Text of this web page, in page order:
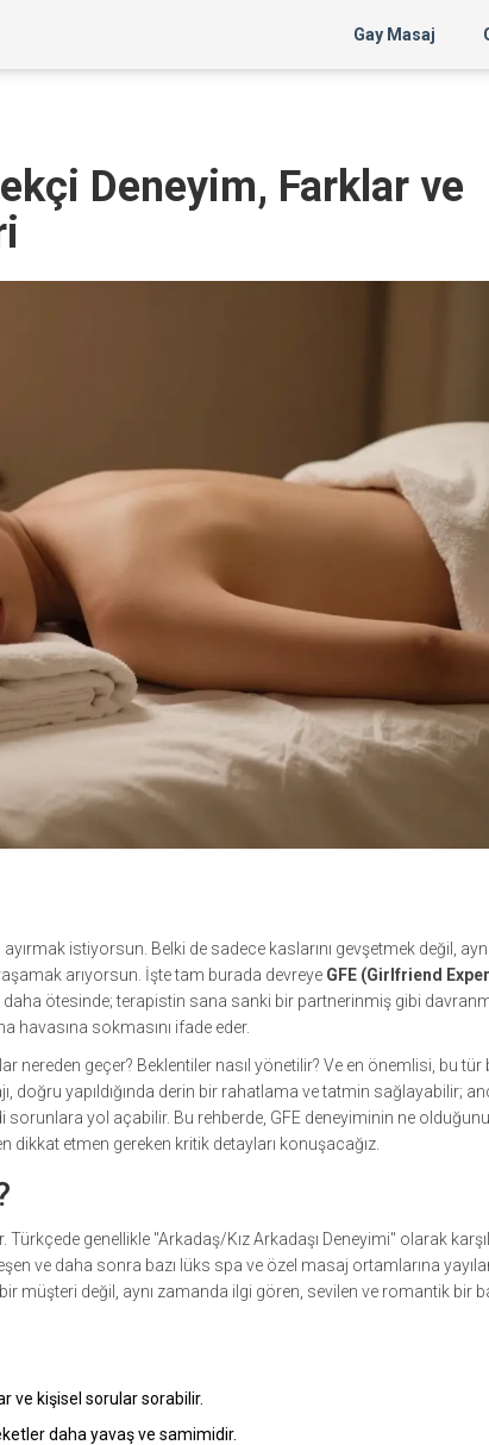
Gay Masaj
Deneyim, Farklar ve
istiyorsun. Belki de sadece kaslarını gevşetmek değil,
arıyorsun. İşte tam burada devreye GFE (Girlfriend
ötesinde; terapistin sana sanki bir partnerinmiş gibi
havasına sokmasını ifade eder.
nereden geçer? Beklentiler nasıl yönetilir? Ve en önemlisi, bu tür
doğru yapıldığında derin bir rahatlama ve tatmin sağlayabilir;
sorunlara yol açabilir. Bu rehberde, GFE deneyiminin ne olduğunu,
dikkat etmen gereken kritik detayları konuşacağız.
genellikle "Arkadaş/Kız Arkadaşı Deneyimi" olarak
ve daha sonra bazı lüks spa ve özel masaj ortamlarına
müşteri değil, aynı zamanda ilgi gören, sevilen ve romantik bir
ve kişisel sorular sorabilir.
daha yavaş ve samimidir.